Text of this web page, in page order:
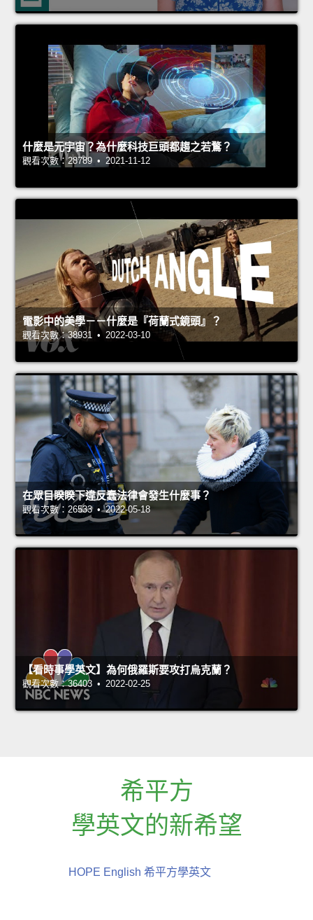
什麼是元宇宙？為什麼科技巨頭都趨之若鶩？
觀看次數：28789 • 2021-11-12
電影中的美學－－什麼是『荷蘭式鏡頭』？
觀看次數：38931 • 2022-03-10
在眾目睽睽下違反蠢法律會發生什麼事？
觀看次數：26533 • 2022-05-18
【看時事學英文】為何俄羅斯要攻打烏克蘭？
觀看次數：36403 • 2022-02-25
希平方
學英文的新希望
HOPE English 希平方學英文